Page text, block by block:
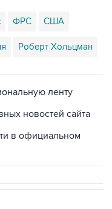
ФРС США
Роберт Хольцман
ленту
новостей сайта
в официальном